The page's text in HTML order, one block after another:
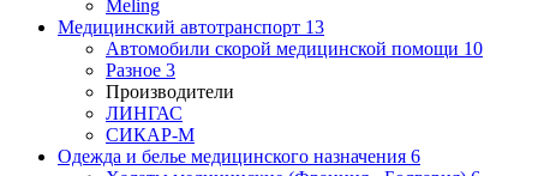
Meling
Медицинский автотранспорт 13
Автомобили скорой медицинской помощи 10
Разное 3
Производители
ЛИНГАС
СИКАР-М
Одежда и белье медицинского назначения 6